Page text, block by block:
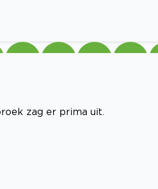
zag er prima uit.